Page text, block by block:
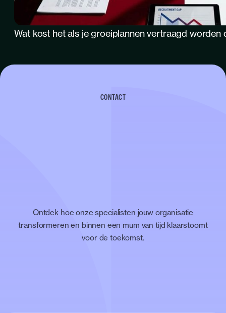
Wat kost het als je groeiplannen vertraagd worden
CONTACT
Ontdek hoe onze specialisten jouw organisatie
transformeren en binnen een mum van tijd klaarstoomt
voor de toekomst.